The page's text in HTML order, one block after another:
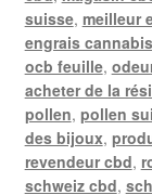
suisse, meilleur
engrais cannabis
ocb feuille,
acheter de la
pollen, pollen
des bijoux,
revendeur cbd,
schweiz cbd,